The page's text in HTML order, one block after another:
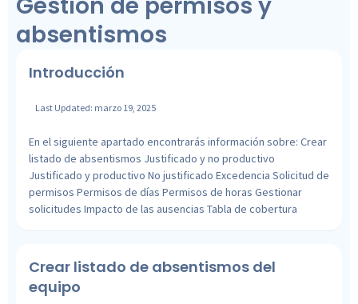
absentismos
Introducción
Last Updated: marzo 19, 2025
En el siguiente apartado encontrarás información sobre: Crear
listado de absentismos Justificado y no productivo
Justificado y productivo No justificado Excedencia Solicitud de
permisos Permisos de días Permisos de horas Gestionar
solicitudes Impacto de las ausencias Tabla de cobertura
Crear listado de absentismos del
equipo